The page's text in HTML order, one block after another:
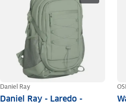
Daniel Ray
Daniel Ray - Laredo -